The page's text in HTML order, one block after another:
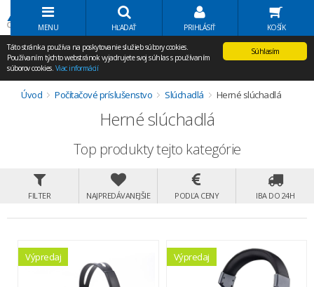
Volať Agem
MENU HĽADAŤ PRIHLÁSIŤ KOŠÍK
Súhlasím
Táto stránka používa na poskytovanie služieb súbory cookies.
Používaním týchto webstránok vyjadrujete svoj súhlas s používaním
súborov cookies. Viac informácií
Úvod Počítačové príslušenstvo Slúchadlá Herné slúchadlá
Herné slúchadlá
Top produkty tejto kategórie
FILTER NAJPREDÁVANEJŠIE PODĽA CENY IBA DO 24H
Výpredaj Výpredaj